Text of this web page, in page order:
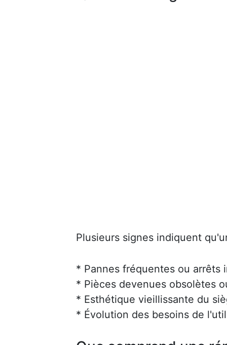
Plusieurs signes indiquent
* Pannes fréquentes ou arrêts
* Pièces devenues obsolètes
* Esthétique vieillissante du
* Évolution des besoins de